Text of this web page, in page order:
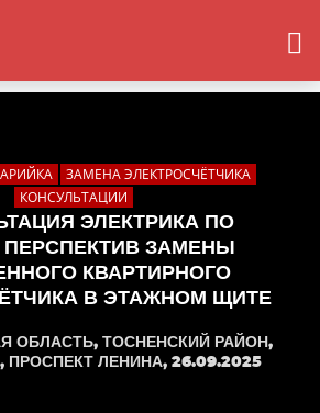
ЗАМЕНА ЭЛЕКТРОСЧЁТЧИКА
КОНСУЛЬТАЦИИ
ЭЛЕКТРИКА ПО
ЗАМЕНЫ
КВАРТИРНОГО
В ЭТАЖНОМ ЩИТЕ
ОБЛАСТЬ, ТОСНЕНСКИЙ РАЙОН,
ПРОСПЕКТ ЛЕНИНА, 26.09.2025